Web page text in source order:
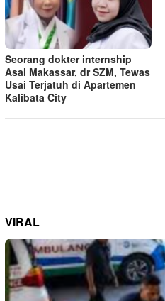
Seorang dokter internship
Asal Makassar, dr SZM, Tewas
Usai Terjatuh di Apartemen
Kalibata City
VIRAL